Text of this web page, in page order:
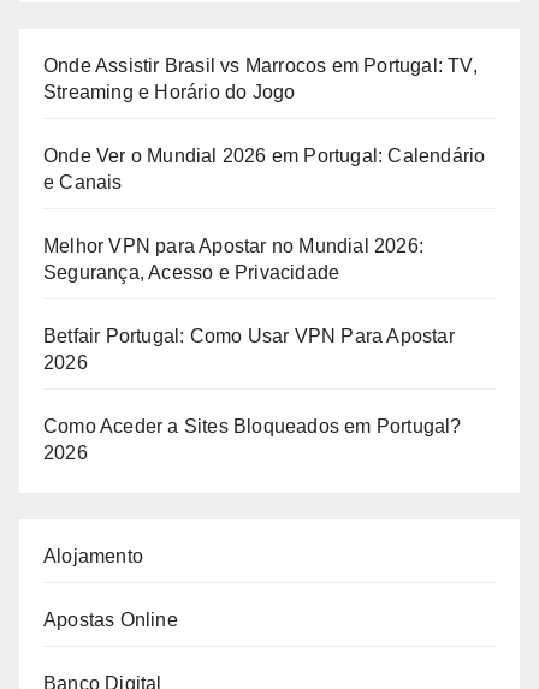
Onde Assistir Brasil vs Marrocos em Portugal: TV,
Streaming e Horário do Jogo
Onde Ver o Mundial 2026 em Portugal: Calendário
e Canais
Melhor VPN para Apostar no Mundial 2026:
Segurança, Acesso e Privacidade
Betfair Portugal: Como Usar VPN Para Apostar
2026
Como Aceder a Sites Bloqueados em Portugal?
2026
Alojamento
Apostas Online
Banco Digital